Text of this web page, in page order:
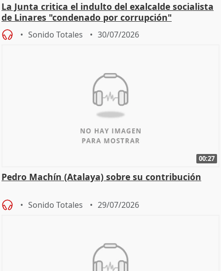
La Junta critica el indulto del exalcalde socialista
de Linares "condenado por corrupción"
Sonido Totales 30/07/2026
00:27
Pedro Machín (Atalaya) sobre su contribución
Sonido Totales 29/07/2026